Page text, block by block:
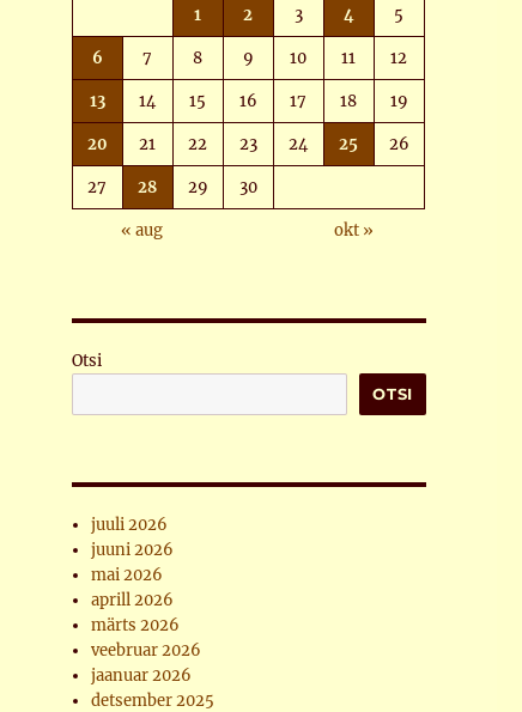
1 2 3 4 5
6 7 8 9 10 11 12
13 14 15 16 17 18 19
20 21 22 23 24 25 26
27 28 29 30
« aug okt »
Otsi
OTSI
juuli 2026
juuni 2026
mai 2026
aprill 2026
märts 2026
veebruar 2026
jaanuar 2026
detsember 2025